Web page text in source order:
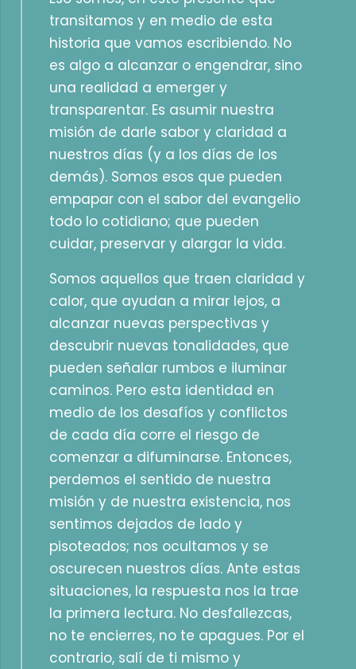
transitamos y en medio de esta
historia que vamos escribiendo. No
es algo a alcanzar o engendrar, sino
una realidad a emerger y
transparentar. Es asumir nuestra
misión de darle sabor y claridad a
nuestros días (y a los días de los
demás). Somos esos que pueden
empapar con el sabor del evangelio
todo lo cotidiano; que pueden
cuidar, preservar y alargar la vida.
Somos aquellos que traen claridad y
calor, que ayudan a mirar lejos, a
alcanzar nuevas perspectivas y
descubrir nuevas tonalidades, que
pueden señalar rumbos e iluminar
caminos. Pero esta identidad en
medio de los desafíos y conflictos
de cada día corre el riesgo de
comenzar a difuminarse. Entonces,
perdemos el sentido de nuestra
misión y de nuestra existencia, nos
sentimos dejados de lado y
pisoteados; nos ocultamos y se
oscurecen nuestros días. Ante estas
situaciones, la respuesta nos la trae
la primera lectura. No desfallezcas,
no te encierres, no te apagues. Por el
contrario, salí de ti mismo y